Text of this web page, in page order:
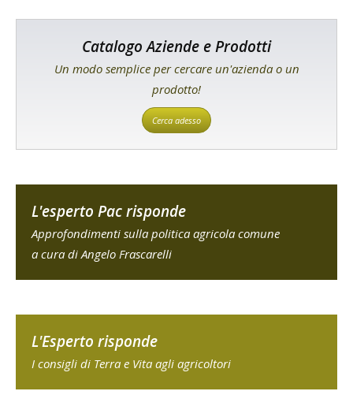
Catalogo Aziende e Prodotti
Un modo semplice per cercare un'azienda o un
prodotto!
Cerca adesso
L'esperto Pac risponde
Approfondimenti sulla politica agricola comune
a cura di Angelo Frascarelli
L'Esperto risponde
I consigli di Terra e Vita agli agricoltori